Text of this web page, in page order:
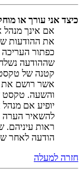
כיצד אני עורך או
אם אינך מנהל
את ההודעות
כפתור
שההודעה
קטנה של
אשר רושם את
והשעה. טקסט
יופיע אם
להשאיר הערה
ראות עיניהם.
הודעה לאחר
חזרה למעלה